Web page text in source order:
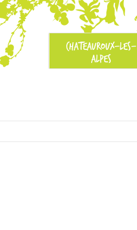
CHATEAUROUX-LES-
ALPES